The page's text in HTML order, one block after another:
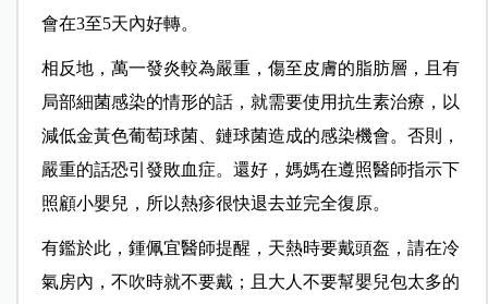
會在3至5天內好轉。
相反地，萬一發炎較為嚴重，傷至皮膚的脂肪層，且有
局部細菌感染的情形的話，就需要使用抗生素治療，以
減低金黃色葡萄球菌、鏈球菌造成的感染機會。否則，
嚴重的話恐引發敗血症。還好，媽媽在遵照醫師指示下
照顧小嬰兒，所以熱疹很快退去並完全復原。
有鑑於此，鍾佩宜醫師提醒，天熱時要戴頭盔，請在冷
氣房內，不吹時就不要戴；且大人不要幫嬰兒包太多的